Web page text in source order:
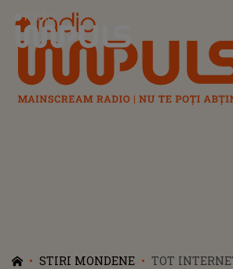
Radio Impuls
STIRI MONDENE
TOT